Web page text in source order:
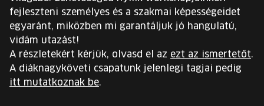
fejleszteni személyes és a szakmai képességeidet
egyaránt, miközben mi garantáljuk jó hangulatú,
vidám utazást!
A részletekért kérjük, olvasd el az ezt az ismertetőt.
A diáknagyköveti csapatunk jelenlegi tagjai pedig
itt mutatkoznak be.